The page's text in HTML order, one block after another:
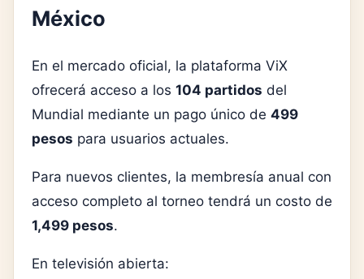
México
En el mercado oficial, la plataforma ViX
ofrecerá acceso a los 104 partidos del
Mundial mediante un pago único de 499
pesos para usuarios actuales.
Para nuevos clientes, la membresía anual con
acceso completo al torneo tendrá un costo de
1,499 pesos.
En televisión abierta: